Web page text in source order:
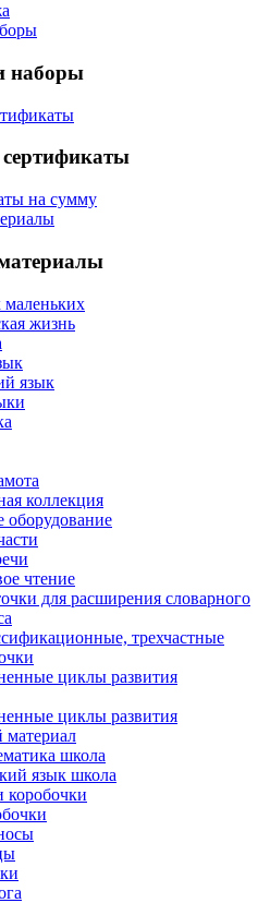
наборы
на сумму
жизнь
язык
коллекция
оборудование
чтение
для расширения словарного
трехчастные
циклы развития
циклы развития
школа
язык школа